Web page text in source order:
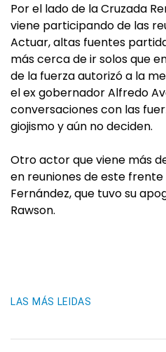
Por el lado de la Cruzada
viene participando de las
Actuar, altas fuentes
más cerca de ir solos que
de la fuerza autorizó a la
el ex gobernador Alfredo
conversaciones con las
giojismo y aún no deciden.
Otro actor que viene más
en reuniones de este frente
Fernández, que tuvo su
Rawson.
LAS MÁS LEIDAS